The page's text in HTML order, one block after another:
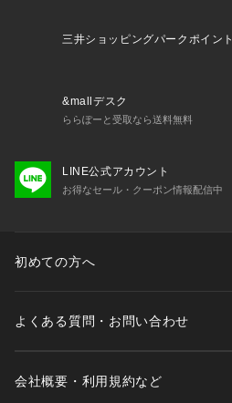
三井ショッピングパークポイント
&mallデスク
ららぽーと受取なら送料無料
LINE公式アカウント
お得なセール・クーポン情報配信中
初めての方へ
よくある質問・お問い合わせ
会社概要・利用規約など